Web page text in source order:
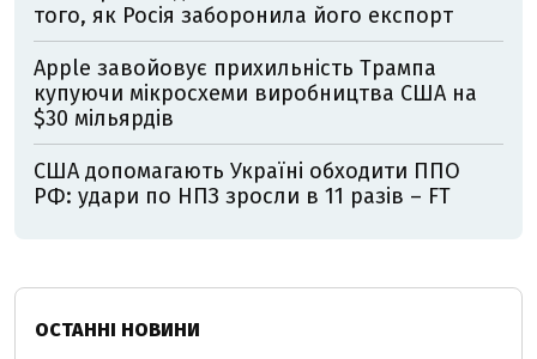
того, як Росія заборонила його експорт
Apple завойовує прихильність Трампа
купуючи мікросхеми виробництва США на
$30 мільярдів
США допомагають Україні обходити ППО
РФ: удари по НПЗ зросли в 11 разів – FT
ОСТАННІ НОВИНИ